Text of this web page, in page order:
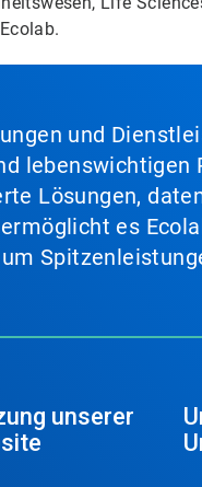
und
Lösungen,
es
unserer